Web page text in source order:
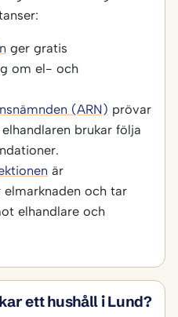
ger gratis
om el- och
(ARN) prövar
brukar följa
är
och tar
elhandlare och
ett hushåll i Lund?